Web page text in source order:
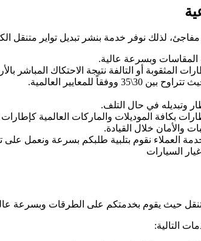
لذلك نوفر خدمة بنشر تبديل تواير متنقل
المقاسات وبسرعة عالية.
المثقوبة أو التالفة نتيجة الاحتكاك المباشر
العالمية.
وتبديله في حال التلف.
بكافة الموديلات والماركات العالمية
والأمان خلال القيادة.
العملاء نقوم بتلبية طلبكم بسرعة ونعمل
السيارات
حيث يقوم بخدمتكم على الطرقات وبسرعة
التالية: